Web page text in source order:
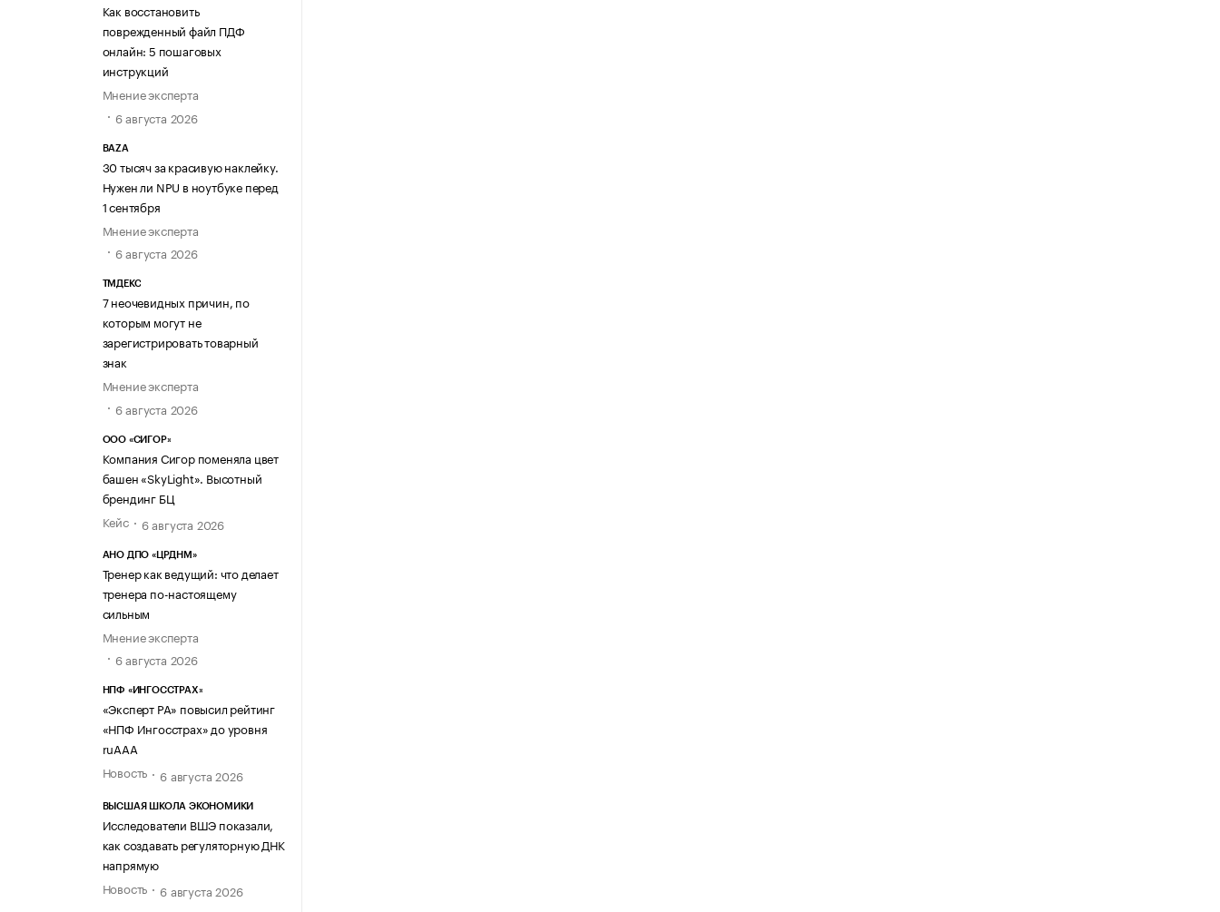
Как восстановить
поврежденный файл ПДФ
онлайн: 5 пошаговых
инструкций
Мнение эксперта
6 августа 2026
BAZA
30 тысяч за красивую наклейку.
Нужен ли NPU в ноутбуке перед
1 сентября
Мнение эксперта
6 августа 2026
ТМДЕКС
7 неочевидных причин, по
которым могут не
зарегистрировать товарный
знак
Мнение эксперта
6 августа 2026
ООО «СИГОР»
Компания Сигор поменяла цвет
башен «SkyLight». Высотный
брендинг БЦ
Кейс
6 августа 2026
АНО ДПО «ЦРДНМ»
Тренер как ведущий: что делает
тренера по-настоящему
сильным
Мнение эксперта
6 августа 2026
НПФ «ИНГОССТРАХ»
«Эксперт РА» повысил рейтинг
«НПФ Ингосстрах» до уровня
ruAAA
Новость
6 августа 2026
ВЫСШАЯ ШКОЛА ЭКОНОМИКИ
Исследователи ВШЭ показали,
как создавать регуляторную ДНК
напрямую
Новость
6 августа 2026